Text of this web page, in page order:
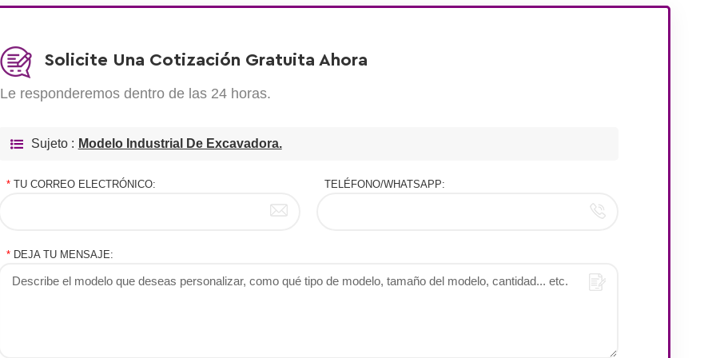
Solicite Una Cotización Gratuita Ahora
Le responderemos dentro de las 24 horas.
Sujeto : Modelo Industrial De Excavadora.
*TU CORREO ELECTRÓNICO: TELÉFONO/WHATSAPP:
*DEJA TU MENSAJE: